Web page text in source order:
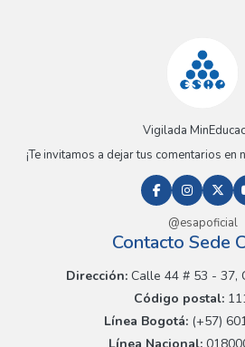
Vigilada
¡Te invitamos a dejar tus comentarios en
@esapoficial
Contacto Sede
Dirección:Calle 44 # 53 - 37,
Código postal:
Línea Bogotá:(+57)